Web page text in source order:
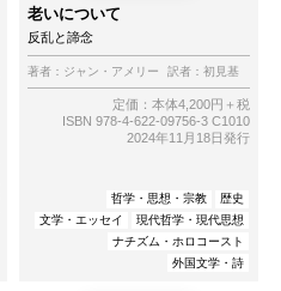
老いについて
反乱と諦念
著者： ジャン・アメリー 訳者： 初見基
定価：本体4,200円＋税
ISBN 978-4-622-09756-3 C1010
2024年11月18日発行
哲学・思想・宗教
歴史
文学・エッセイ
現代哲学・現代思想
ナチズム・ホロコースト
外国文学・詩